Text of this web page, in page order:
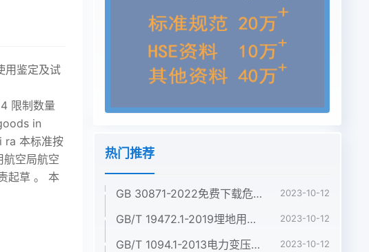
用鉴定及试
限制数量
in
ra 本标准按
空局航空
起草 。 本
热门推荐
GB 30871-2022免费下载危险化学品企业特殊作业安全规范 2023-10-12
GB/T 19472.1-2019埋地用聚乙烯(PE)结构壁管道系统 第1部分:聚乙烯双壁波纹管材 2023-10-12
GB/T 1094.1-2013电力变压器 第1部分:总则 2023-10-12